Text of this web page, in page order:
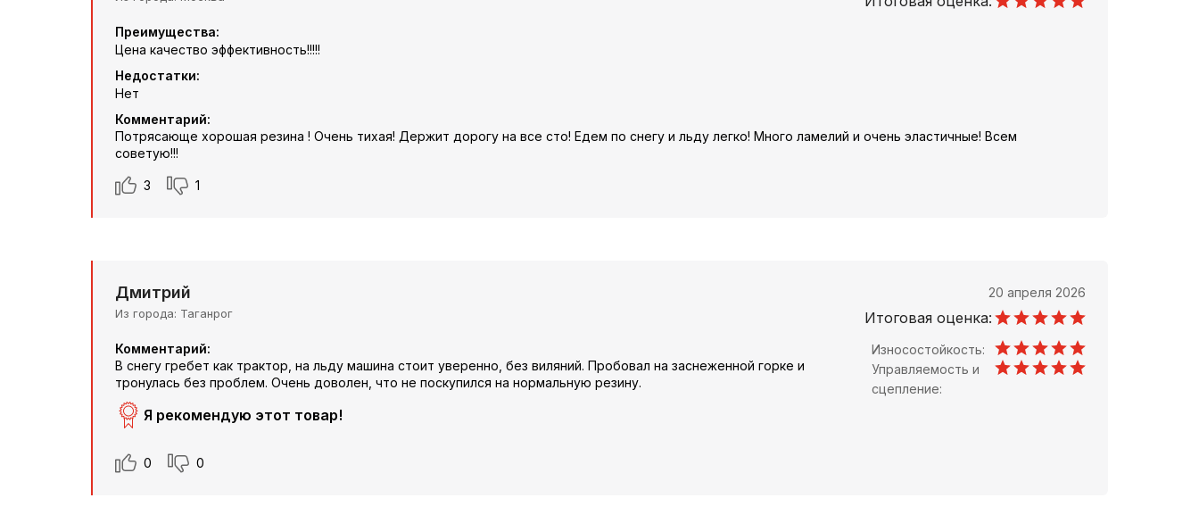
Преимущества:
Цена качество эффективность!!!!!
Недостатки:
Нет
Комментарий:
Потрясающе хорошая резина ! Очень тихая! Держит дорогу на все сто! Едем по снегу и льду легко! Много ламелий и очень эластичные! Всем
советую!!!
3 1
Дмитрий
Из города Таганрог
20 апреля 2026
Итоговая оценка:
Комментарий:
В снегу гребет как трактор, на льду машина стоит уверенно, без виляний. Пробовал на заснеженной горке и
тронулась без проблем. Очень доволен, что не поскупился на нормальную резину.
Я рекомендую этот товар!
Износостойкость:
Управляемость и
сцепление:
0 0